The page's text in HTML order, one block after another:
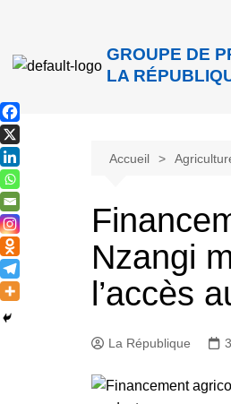
GROUPE DE
LA
Accueil
Nzangi
l’accès
La République